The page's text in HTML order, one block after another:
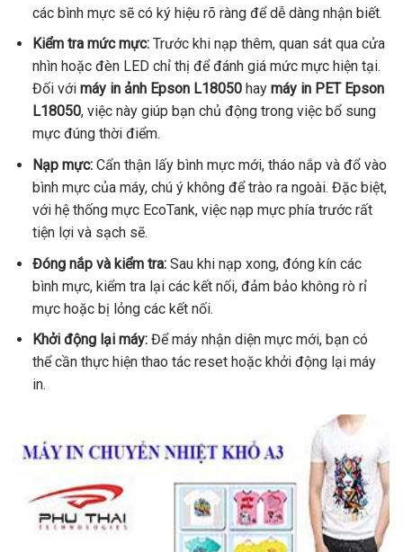
các bình mực sẽ có ký hiệu rõ ràng để dễ dàng nhận biết.
Kiểm tra mức mực:Trước khi nạp thêm, quan sát qua cửa
nhìn hoặc đèn LED chỉ thị để đánh giá mức mực hiện tại.
Đối với máy in ảnh Epson L18050hay máy in PET Epson
L18050, việc này giúp bạn chủ động trong việc bổ sung
mực đúng thời điểm.
Nạp mực:Cẩn thận lấy bình mực mới, tháo nắp và đổ vào
bình mực của máy, chú ý không để trào ra ngoài. Đặc biệt,
với hệ thống mực EcoTank, việc nạp mực phía trước rất
tiện lợi và sạch sẽ.
Đóng nắp và kiểm tra:Sau khi nạp xong, đóng kín các
bình mực, kiểm tra lại các kết nối, đảm bảo không rò rỉ
mực hoặc bị lỏng các kết nối.
Khởi động lại máy:Để máy nhận diện mực mới, bạn có
thể cần thực hiện thao tác reset hoặc khởi động lại máy
in.